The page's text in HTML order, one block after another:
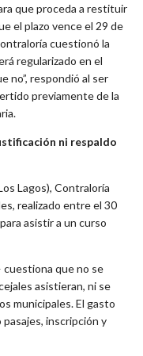
que proceda a restituir
el plazo vence el 29 de
cuestionó la
regularizado en el
no”, respondió al ser
previamente de la
ni respaldo
Lagos), Contraloría
realizado entre el 30
asistir a un curso
que no se
asistieran, ni se
municipales. El gasto
inscripción y